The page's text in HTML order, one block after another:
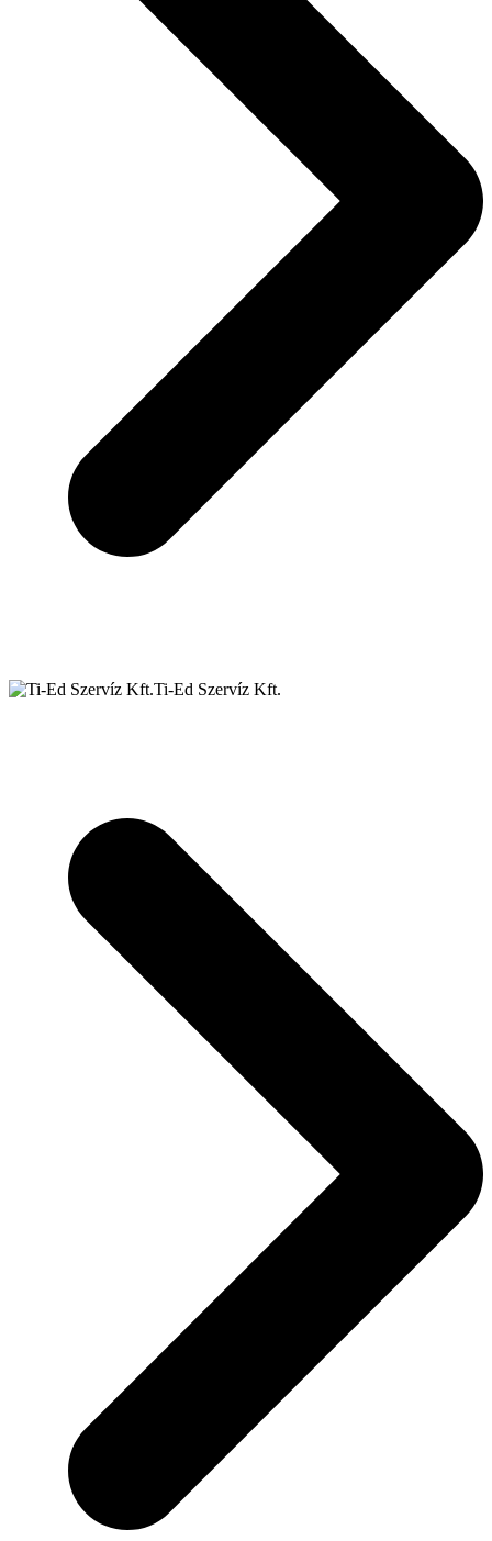
Ti-Ed Szervíz Kft.